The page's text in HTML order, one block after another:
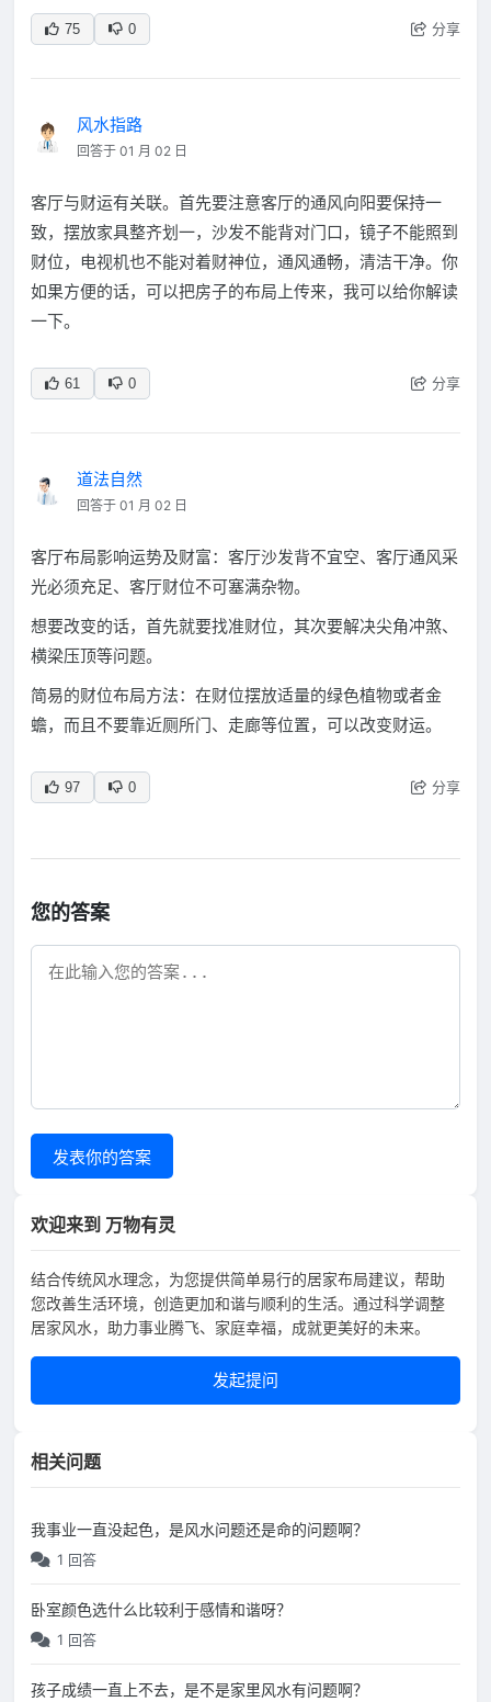
75 0 分享
风水指路
回答于 01 月 02 日
客厅与财运有关联。首先要注意客厅的通风向阳要保持一
致，摆放家具整齐划一，沙发不能背对门口，镜子不能照到
财位，电视机也不能对着财神位，通风通畅，清洁干净。你
如果方便的话，可以把房子的布局上传来，我可以给你解读
一下。
61 0 分享
道法自然
回答于 01 月 02 日
客厅布局影响运势及财富：客厅沙发背不宜空、客厅通风采
光必须充足、客厅财位不可塞满杂物。
想要改变的话，首先就要找准财位，其次要解决尖角冲煞、
横梁压顶等问题。
简易的财位布局方法：在财位摆放适量的绿色植物或者金
蟾，而且不要靠近厕所门、走廊等位置，可以改变财运。
97 0 分享
您的答案
发表你的答案
欢迎来到 万物有灵
结合传统风水理念，为您提供简单易行的居家布局建议，帮助
您改善生活环境，创造更加和谐与顺利的生活。通过科学调整
居家风水，助力事业腾飞、家庭幸福，成就更美好的未来。
发起提问
相关问题
我事业一直没起色，是风水问题还是命的问题啊？
1 回答
卧室颜色选什么比较利于感情和谐呀？
1 回答
孩子成绩一直上不去，是不是家里风水有问题啊？